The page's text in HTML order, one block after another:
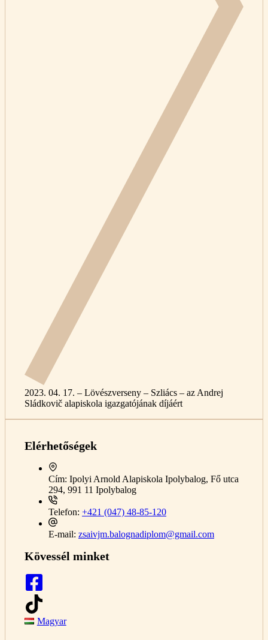
2023. 04. 17. – Lövészverseny – Szliács – az Andrej
Sládkovič alapiskola igazgatójának díjáért
Elérhetőségek
Cím: Ipolyi Arnold Alapiskola Ipolybalog, Fő utca
294, 991 11 Ipolybalog
Telefon: +421 (047) 48-85-120
E-mail: zsaivjm.balognadiplom@gmail.com
Kövessél minket
Magyar